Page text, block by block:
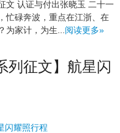
文 认证与付出张晓玉 二十一
忙碌奔波，重点在江浙、在
家计，为生... 阅读更多»
列征文】航星闪